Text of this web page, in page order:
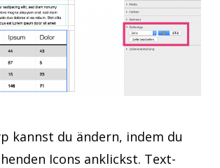
kannst du ändern, indem du
Icons anklickst. Text-